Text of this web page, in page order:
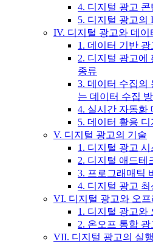
4. 디지털 광고 콘
5. 디지털 광고의
IV. 디지털 광고와 데이
1. 데이터 기반 광
2. 디지털 광고에
종류
3. 데이터 수집의
는 데이터 수집
4. 실시간 자동화
5. 데이터 활용
V. 디지털 광고의 기술
1. 디지털 광고 시
2. 디지털 애드테
3. 프로그래매틱
4. 디지털 광고 최
VI. 디지털 광고와 오프
1. 디지털 광고와
2. 온오프 통합
VII. 디지털 광고의 실행